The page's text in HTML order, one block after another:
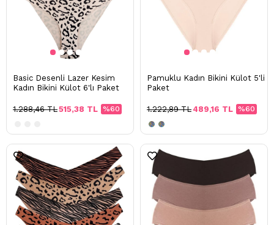
Basic Desenli Lazer Kesim
Kadın Bikini Külot 6'lı Paket
%60
515,38 TL
1.288,46 TL
Pamuklu Kadın Bikini Külot 5'li
Paket
%60
489,16 TL
1.222,89 TL